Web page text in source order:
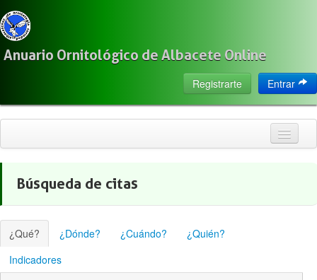
Anuario Ornitológico de Albacete Online
Entrar
Registrarte
Citas
Localización
Observadores
Búsqueda de citas
¿Qué? ¿Dónde? ¿Cuándo?
¿Quién?
Indicadores